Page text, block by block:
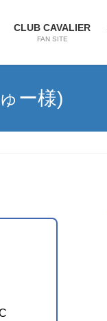
CLUB CAVALIER
FAN SITE
ー様)